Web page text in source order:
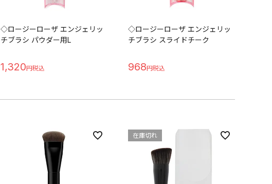
◇ロージーローザ エンジェリッ
チブラシ パウダー用L
1,320
◇ロージーローザ エンジェリッ
チブラシ スライドチーク
968
在庫切れ